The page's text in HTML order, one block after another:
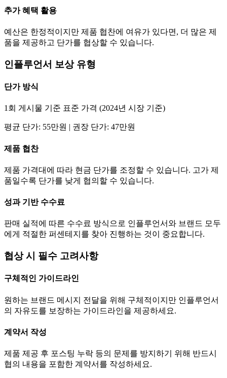
추가 혜택 활용
예산은 한정적이지만 제품 협찬에 여유가 있다면, 더 많은 제
품을 제공하고 단가를 협상할 수 있습니다.
인플루언서 보상 유형
단가방식
1회 게시물 기준 표준 가격 (2024년 시장 기준)
평균 단가: 55만원 | 권장 단가: 47만원
제품 협찬
제품 가격대에 따라 현금 단가를 조정할 수 있습니다. 고가 제
품일수록 단가를 낮게 협의할 수 있습니다.
성과 기반 수수료
판매 실적에 따른 수수료 방식으로 인플루언서와 브랜드 모두
에게 적절한 퍼센테지를 찾아 진행하는 것이 중요합니다.
협상 시 필수 고려사항
구체적인 가이드라인
원하는 브랜드 메시지 전달을 위해 구체적이지만 인플루언서
의 자유도를 보장하는 가이드라인을 제공하세요.
계약서 작성
제품 제공 후 포스팅 누락 등의 문제를 방지하기 위해 반드시
협의 내용을 포함한 계약서를 작성하세요.